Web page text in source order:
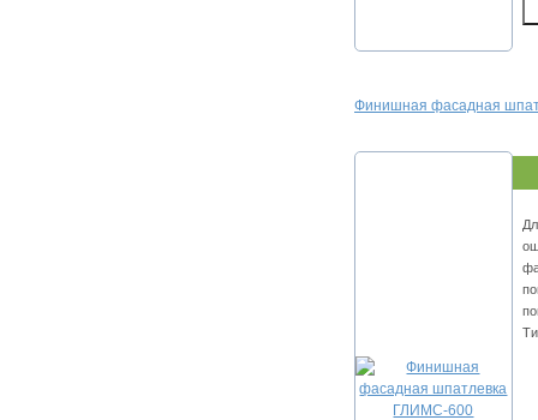
Финишная фacaднaя